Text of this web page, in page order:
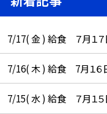
7/17( 金 ) 給食 ７月１７
7/16( 木 ) 給食 7月１６日
7/15( 水 ) 給食 ７月１５日